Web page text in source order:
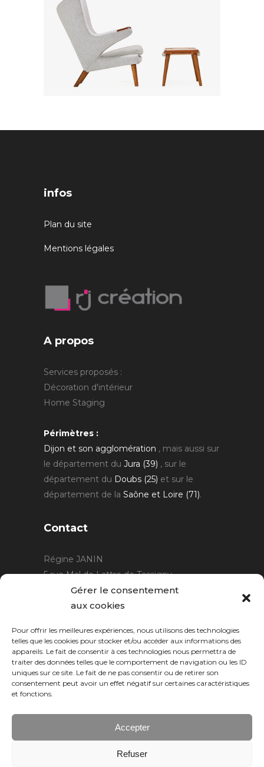
Gérer le consentement
aux cookies
Pour offrir les meilleures expériences, nous utilisons des technologies
telles que les cookies pour stocker et/ou accéder aux informations des
appareils. Le fait de consentir à ces technologies nous permettra de
traiter des données telles que le comportement de navigation ou les ID
uniques sur ce site. Le fait de ne pas consentir ou de retirer son
consentement peut avoir un effet négatif sur certaines caractéristiques
et fonctions.
Accepter
Refuser
infos
Plan du site
Mentions légales
A propos
Services proposés :
Décoration d'intérieur
Home Staging
Périmètres :
Dijon et son agglomération , mais aussi sur
le département du Jura (39) , sur le
département du Doubs (25) et sur le
département de la Saône et Loire (71).
Contact
Régine JANIN
5 rue Mal de Lattre de Tassigny
21220 Gevrey Chambertin
06 15 15 80 29
Horaires :sur rendez-vous.